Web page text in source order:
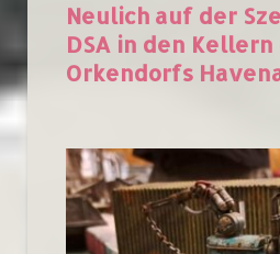
Neulich auf der
DSA in den Kellern
Orkendorfs